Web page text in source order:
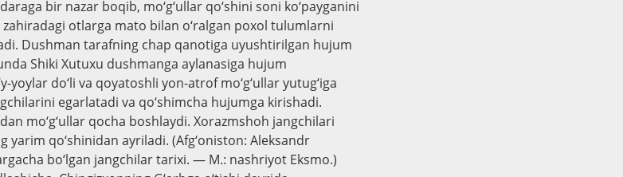
bir nazar boqib, mo‘g‘ullar qo‘shini soni ko‘payganini
otlarga mato bilan o‘ralgan poxol tulumlarni
Dushman tarafning chap qanotiga uyushtirilgan hujum
Shiki Xutuxu dushmanga aylanasiga hujum
do‘li va qoyatoshli yon-atrof mo‘g‘ullar yutug‘iga
egarlatadi va qo‘shimcha hujumga kirishadi.
mo‘g‘ullar qocha boshlaydi. Xorazmshoh jangchilari
yarim qo‘shinidan ayriladi. (Afg‘oniston: Aleksandr
bo‘lgan jangchilar tarixi. — M.: nashriyot Eksmo.)